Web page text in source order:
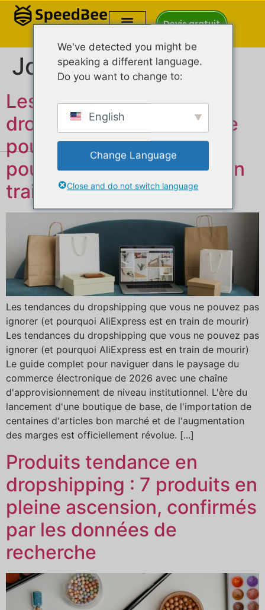
Devis gratuit
Jour :16 avril 2026
Les tendances du
dropshipping que vous ne
pouvez pas ignorer (et
pourquoi AliExpress est en
train de mourir)
Les tendances du dropshipping que vous ne pouvez pas
ignorer (et pourquoi AliExpress est en train de mourir)
Les tendances du dropshipping que vous ne pouvez pas
ignorer (et pourquoi AliExpress est en train de mourir)
Le guide complet pour naviguer dans le paysage du
commerce électronique de 2026 avec une chaîne
d'approvisionnement de niveau institutionnel. L'ère du
lancement d'une boutique de base, de l'importation de
centaines d'articles bon marché et de l'augmentation
des marges est officiellement révolue. [...]
Produits tendance en
dropshipping : 7 produits en
pleine ascension, confirmés
par les données de
recherche
We've detected you might be
speaking a different language.
Do you want to change to:
English
Change Language
Close and do not switch language